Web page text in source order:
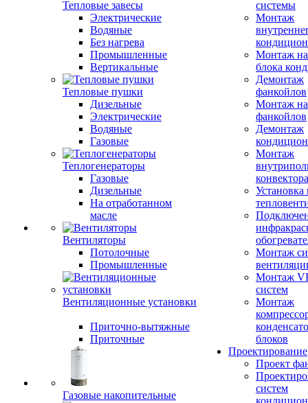
Тепловые завесы
Электрические
Водяные
Без нагрева
Промышленные
Вертикальные
Тепловые пушки
Дизельные
Электрические
Водяные
Газовые
Теплогенераторы
Газовые
Дизельные
На отработанном
масле
Вентиляторы
Потолочные
Промышленные
Вентиляционные установки
Приточно-вытяжные
Приточные
Газовые накопительные
системы
Монтаж
Монтаж
блока
Демонтаж
фанкойлов
Монтаж
фанкойлов
Демонтаж
Монтаж
конвектора
Установка
Монтаж
Монтаж
систем
Монтаж
блоков
Проектирование
Проект
систем